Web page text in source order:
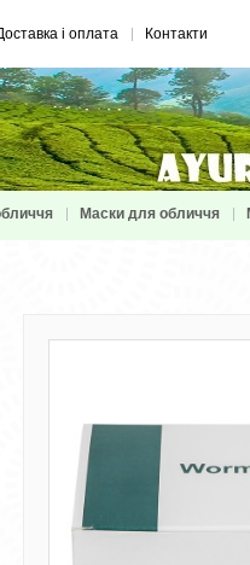
і оплата Контакти
Маски для обличчя